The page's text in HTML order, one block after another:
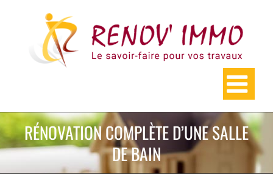
RÉNOVATION COMPLÈTE D’UNE SALLE
DE BAIN